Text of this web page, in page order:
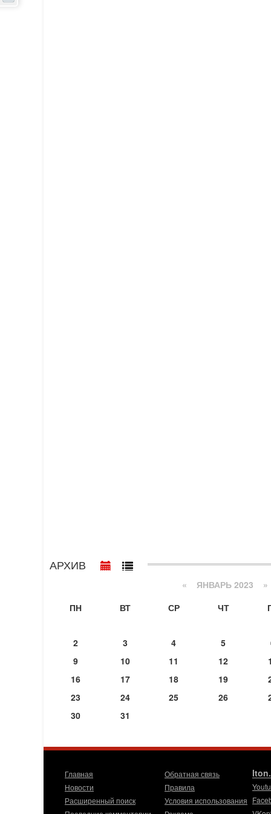
АРХИВ
« ЯНВАРЬ 2023 »
ПН
ВТ СР ЧТ
2
3 4 5
9
10 11 12
16
17 18 19
23
24 25 26
30
31
Главная
Новости
Расширенный поиск
Обратная связь
Правила
Условия использования